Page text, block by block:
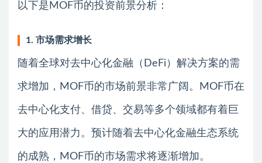
以下是MOF币的投资前景分析：
1. 市场需求增长
随着全球对去中心化金融（DeFi）解决方案的需
求增加，MOF币的市场前景非常广阔。MOF币在
去中心化支付、借贷、交易等多个领域都有着巨
大的应用潜力。预计随着去中心化金融生态系统
的成熟，MOF币的市场需求将逐渐增加。